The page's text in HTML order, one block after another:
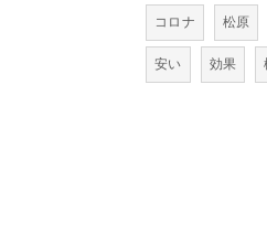
コロナ 松原
安い 効果